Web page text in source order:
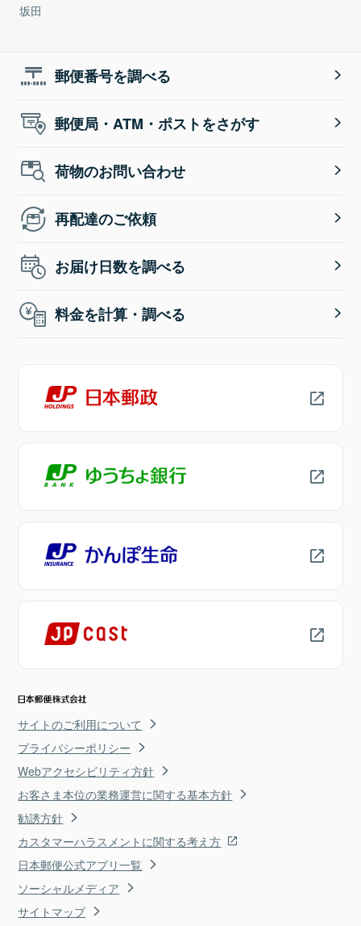
坂田
郵便番号を調べる
郵便局・ATM・ポストをさがす
荷物のお問い合わせ
再配達のご依頼
お届け日数を調べる
料金を計算・調べる
サイトのご利用について
プライバシーポリシー
Webアクセシビリティ方針
お客さま本位の業務運営に関する基本方針
勧誘方針
カスタマーハラスメントに関する考え方
日本郵便公式アプリ一覧
ソーシャルメディア
サイトマップ